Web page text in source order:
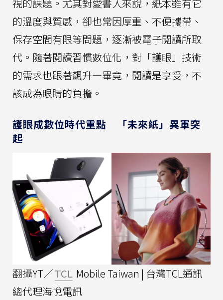
視的課題。尤其對愛書人來說，紙本雖有它
的溫度與質感，卻也常因厚重、不便攜帶、
保存空間有限等問題，逐漸被電子閱讀所取
代。隨著閱讀習慣數位化，對「護眼」技術
的需求也跟著飆升—畢竟，閱讀是享受，不
該成為眼睛的負擔。
護眼成數位時代重點 「未來紙」異軍突
起
翻攝YT／TCL Mobile Taiwan | 台灣TCL通訊
總代理海悅電訊